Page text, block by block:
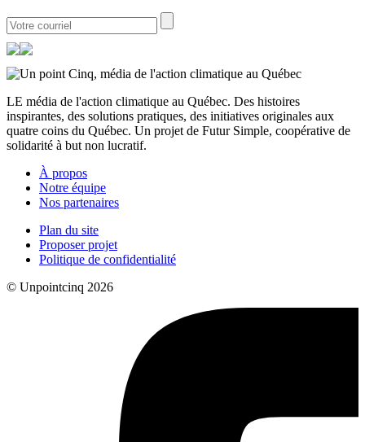
LE média de l'action climatique au Québec. Des histoires
inspirantes, des solutions pratiques, des initiatives originales aux
quatre coins du Québec. Un projet de Futur Simple, coopérative de
solidarité à but non lucratif.
À propos
Notre équipe
Nos partenaires
Plan du site
Proposer projet
Politique de confidentialité
© Unpointcinq 2026